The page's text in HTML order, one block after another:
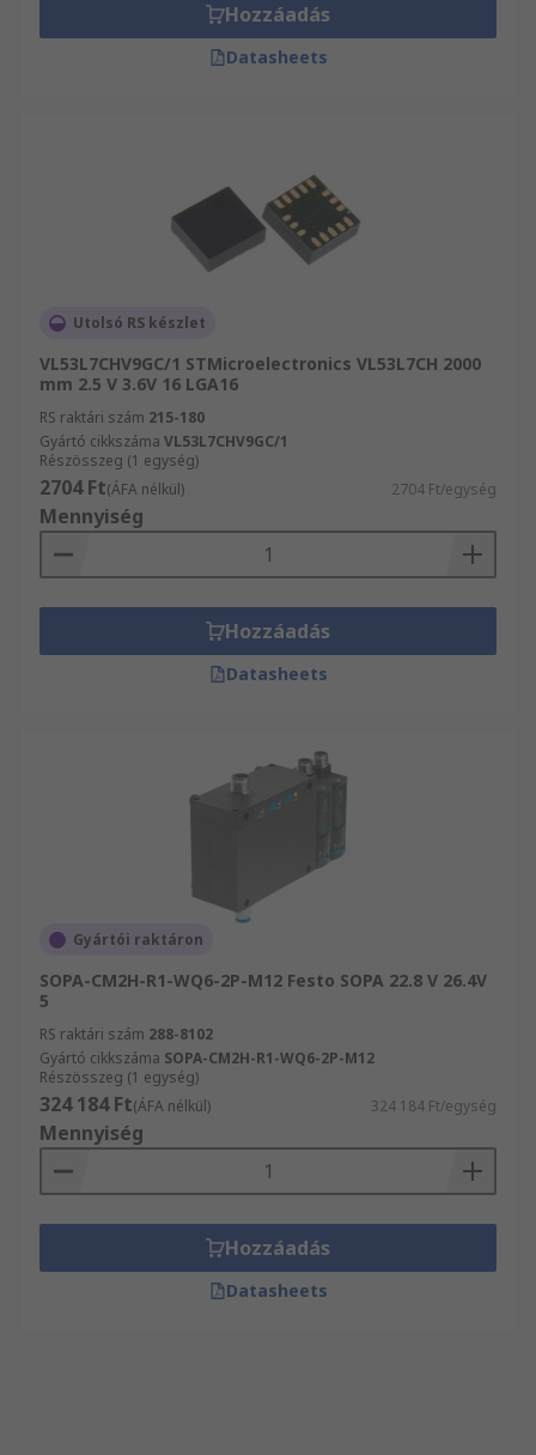
Hozzáadás
Datasheets
Utolsó RS készlet
VL53L7CHV9GC/1 STMicroelectronics VL53L7CH 2000
mm 2.5 V 3.6V 16 LGA16
RS raktári szám 215-180
Gyártó cikkszáma VL53L7CHV9GC/1
Részösszeg (1 egység)
2704 Ft(ÁFA nélkül) 2704 Ft/egység
Mennyiség
Hozzáadás
Datasheets
Gyártói raktáron
SOPA-CM2H-R1-WQ6-2P-M12 Festo SOPA 22.8 V 26.4V
5
RS raktári szám 288-8102
Gyártó cikkszáma SOPA-CM2H-R1-WQ6-2P-M12
Részösszeg (1 egység)
324 184 Ft(ÁFA nélkül) 324 184 Ft/egység
Mennyiség
Hozzáadás
Datasheets